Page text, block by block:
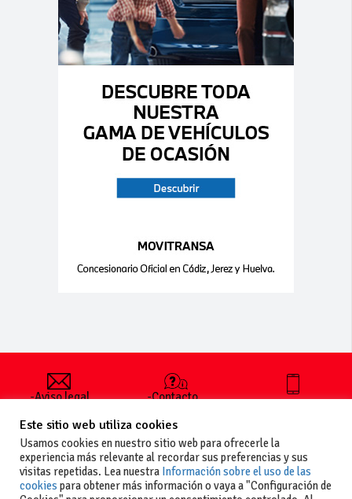
-Aviso legal
generales
de uso
-Política de
privacidad
-Política de
-Contacto
publicar un
anuncio
-Vende+
+34 627 35
Este sitio web utiliza cookies
Usamos cookies en nuestro sitio web para ofrecerle la
experiencia más relevante al recordar sus preferencias y sus
visitas repetidas. Lea nuestra Información sobre el uso de las
cookies para obtener más información o vaya a "Configuración de